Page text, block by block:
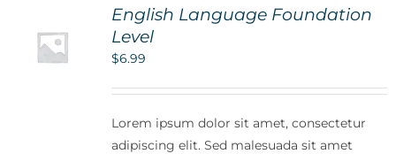
English Language Foundation
Level
$6.99
Lorem ipsum dolor sit amet, consectetur
adipiscing elit. Sed malesuada sit amet